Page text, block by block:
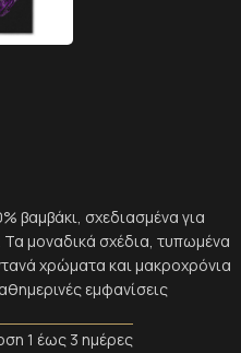
βαμβάκι, σχεδιασμένα για
Τα μοναδικά σχέδια, τυπωμένα
χρώματα και μακροχρόνια
εμφανίσεις
1 έως 3 ημέρες